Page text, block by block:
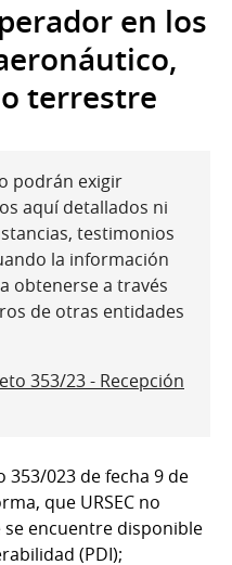
en los
terrestre
podrán exigir
aquí detallados ni
testimonios
la información
obtenerse a través
de otras entidades
353/23 - Recepción
023 de fecha 9 de
que URSEC no
encuentre disponible
(PDI);